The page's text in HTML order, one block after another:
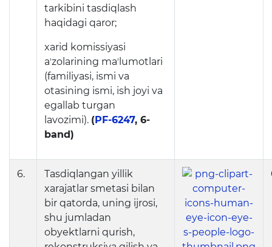
tarkibini tasdiqlash
haqidagi qaror;
xarid komissiyasi
aʼzolarining maʼlumotlari
(familiyasi, ismi va
otasining ismi, ish joyi va
egallab turgan
lavozimi). (PF-6247, 6-
band)
6.
Tasdiqlangan yillik
xarajatlar smetasi bilan
bir qatorda, uning ijrosi,
shu jumladan
obyektlarni qurish,